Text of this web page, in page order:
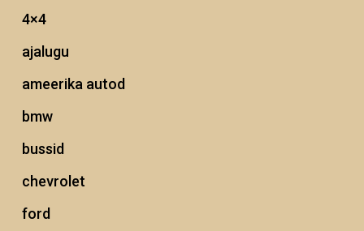
4×4
ajalugu
ameerika autod
bmw
bussid
chevrolet
ford